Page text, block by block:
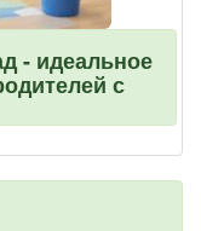
- идеальное
с